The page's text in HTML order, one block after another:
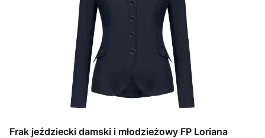
Frak jeździecki damski i młodzieżowy FP Loriana